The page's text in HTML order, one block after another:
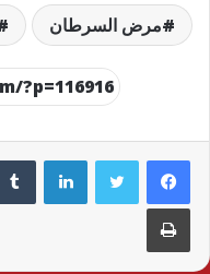
مرض السرطان
لينكدإن
طباعة